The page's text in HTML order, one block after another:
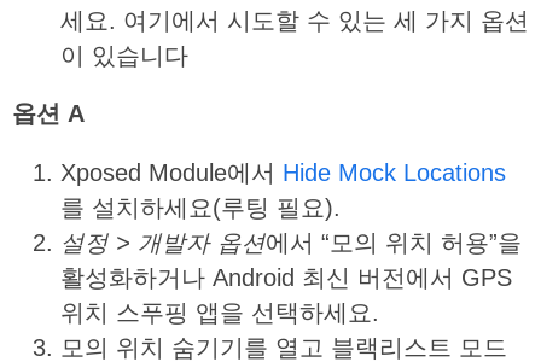
세요. 여기에서 시도할 수 있는 세 가지 옵션
이 있습니다
옵션 A
Xposed Module에서 Hide Mock Locations
를 설치하세요(루팅 필요).
설정 > 개발자 옵션에서 “모의 위치 허용”을
활성화하거나 Android 최신 버전에서 GPS
위치 스푸핑 앱을 선택하세요.
모의 위치 숨기기를 열고 블랙리스트 모드